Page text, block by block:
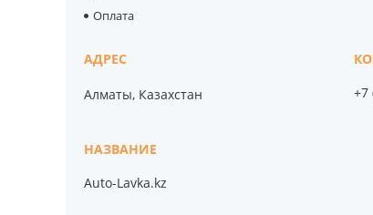
Оплата
Алматы, Казахстан
Auto-Lavka.kz
+7